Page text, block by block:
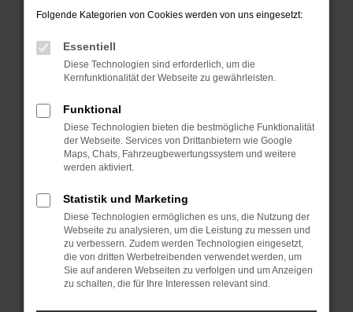
Prüfe deine Browsererweiterungen.
können das Laden bestimmter Seiten
verhindern. Funktioniert die Seite in einem
anderen Browser oder in einem privaten
Starte dein Gerät neu.
Das kann manchmal helfen, vorübergehende
Probleme zu beheben.
Betriebssystem auf dem neuesten Stand
sind.
Veraltete Software birgt nicht nur ein
Sicherheitsrisiko, sondern kann auch dazu
führen, dass bestimmte Funktionen nicht mehr
unterstützt werden.
Wende dich an den Webseitenbetreiber.
Folgende Kategorien von Cookies werden von uns eingesetzt:
Essentiell
Diese Technologien sind erforderlich, um die
Kernfunktionalität der Webseite zu gewährleisten.
Funktional
Diese Technologien bieten die bestmögliche Funktionalität
der Webseite. Services von Drittanbietern wie Google
Maps, Chats, Fahrzeugbewertungssystem und weitere
werden aktiviert.
Statistik und Marketing
Diese Technologien ermöglichen es uns, die Nutzung der
Webseite zu analysieren, um die Leistung zu messen und
zu verbessern. Zudem werden Technologien eingesetzt,
die von dritten Werbetreibenden verwendet werden, um
Sie auf anderen Webseiten zu verfolgen und um Anzeigen
zu schalten, die für Ihre Interessen relevant sind.